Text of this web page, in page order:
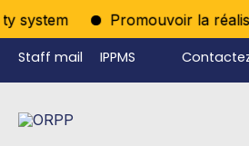
system Promouvoir la
Aller
au
contenu
Staff mail IPPMS